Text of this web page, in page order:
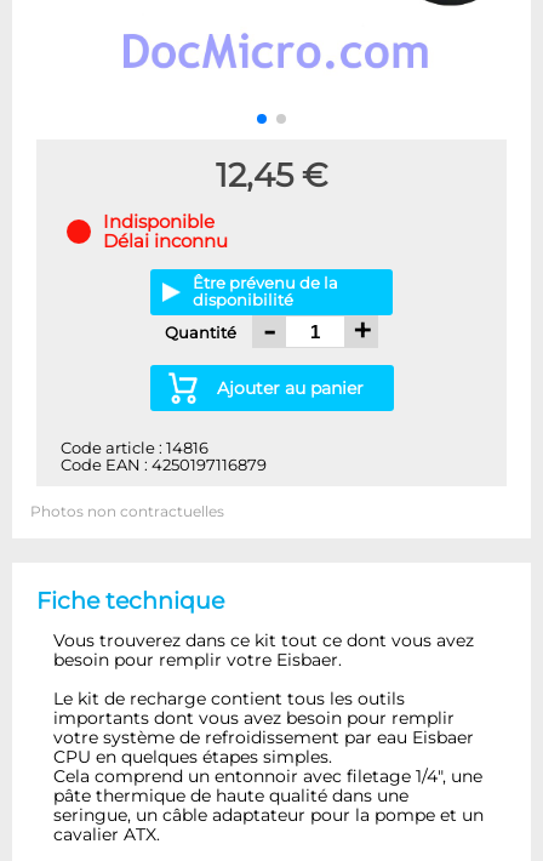
12,45 €
Indisponible
Délai inconnu
Être prévenu de la
disponibilité
Quantité
- +
Ajouter au panier
Code article : 14816
Code EAN : 4250197116879
Photos non contractuelles
Fiche technique
Vous trouverez dans ce kit tout ce dont vous avez
besoin pour remplir votre Eisbaer.
Le kit de recharge contient tous les outils
importants dont vous avez besoin pour remplir
votre système de refroidissement par eau Eisbaer
CPU en quelques étapes simples.
Cela comprend un entonnoir avec filetage 1/4", une
pâte thermique de haute qualité dans une
seringue, un câble adaptateur pour la pompe et un
cavalier ATX.